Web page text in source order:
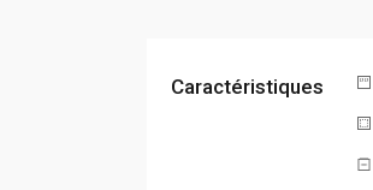
Caractéristiques